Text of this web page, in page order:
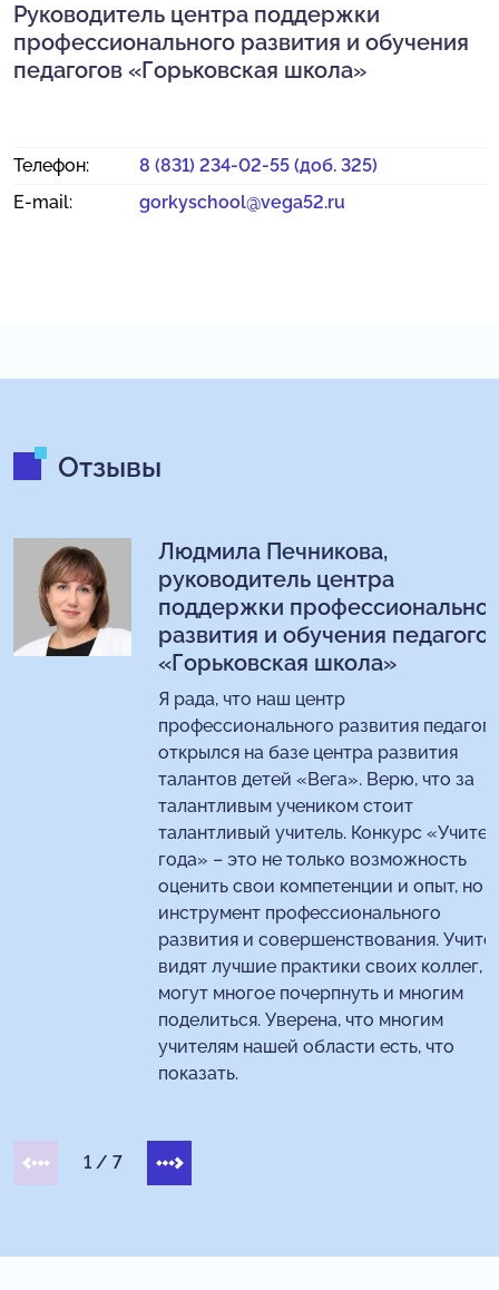
Руководитель центра поддержки
профессионального развития и обучения
педагогов «Горьковская школа»
Телефон:
8 (831) 234-02-55 (доб. 325)
E-mail:
gorkyschool@vega52.ru
Отзывы
Людмила Печникова,
руководитель центра
поддержки
развития и обучения
«Горьковская школа»
Я рада, что наш центр
профессионального развития
открылся на базе центра развития
талантов детей «Вега». Верю, что за
талантливым учеником стоит
талантливый учитель. Конкурс
года» – это не только возможность
оценить свои компетенции и опыт, но и
инструмент профессионального
развития и совершенствования.
видят лучшие практики своих коллег,
могут многое почерпнуть и многим
поделиться. Уверена, что многим
учителям нашей области есть, что
показать.
1/ 7